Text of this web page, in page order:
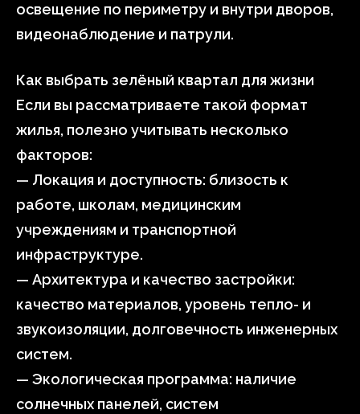
освещение по периметру и внутри дворов,
видеонаблюдение и патрули.
Как выбрать зелёный квартал для жизни
Если вы рассматриваете такой формат
жилья, полезно учитывать несколько
факторов:
— Локация и доступность: близость к
работе, школам, медицинским
учреждениям и транспортной
инфраструктуре.
— Архитектура и качество застройки:
качество материалов, уровень тепло- и
звукоизоляции, долговечность инженерных
систем.
— Экологическая программа: наличие
солнечных панелей, систем